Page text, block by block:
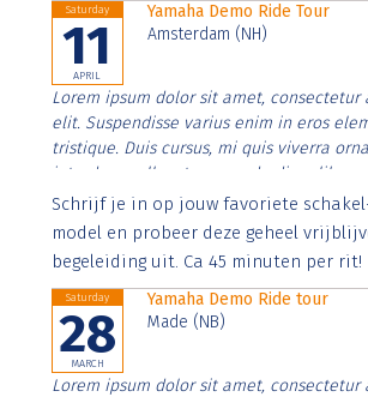
Saturday
11
APRIL
Yamaha Demo Ride Tour
Amsterdam (NH)
Lorem ipsum dolor sit amet, consectetur
elit. Suspendisse varius enim in eros
tristique. Duis cursus, mi quis viverra
interdum nulla, ut commodo diam libero
Aenean faucibus nibh et justo cursus id
imperdiet. Nunc ut sem vitae risus
Schrijf je in op jouw favoriete schakel-
model en probeer deze geheel
begeleiding uit. Ca 45 minuten per rit!
Saturday
28
MARCH
Yamaha Demo Ride tour
Made (NB)
Lorem ipsum dolor sit amet, consectetur